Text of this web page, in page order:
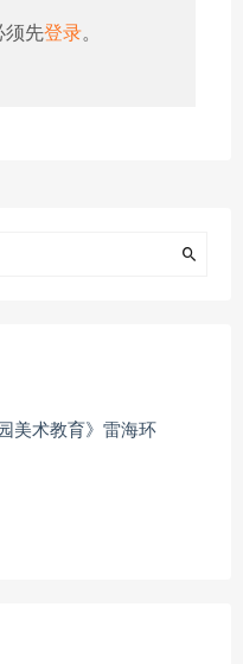
须先登录。
美术教育》雷海环